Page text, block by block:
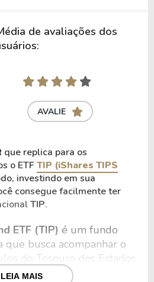
de avaliações dos
AVALIE
que replica para os
o ETFTIP (iShares TIPS
investindo em sua
consegue facilmente ter
TIP.
ETF (TIP) é um fundo
que busca acompanhar o
do Tesouro dos Estados
a inflação, conhecidos
LEIA MAIS